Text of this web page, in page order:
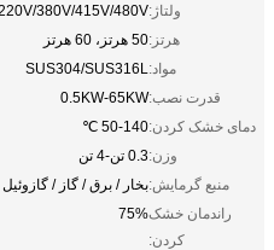
ولتاژ:380V/415V/480V
هرتز:50 هرتز، 60 هرتز
مواد:SUS304/SUS316L
قدرت نصب:0.5KW-65KW
دمای خشک کردن:50-140 ℃
وزن:0.3 تن-4 تن
منبع گرمایش:بخار / برق / گاز / گازوئیل
راندمان خشک
کردن:
75%